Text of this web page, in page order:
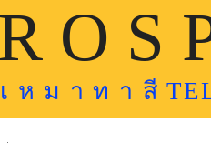
O S
ห ม า ท า สี